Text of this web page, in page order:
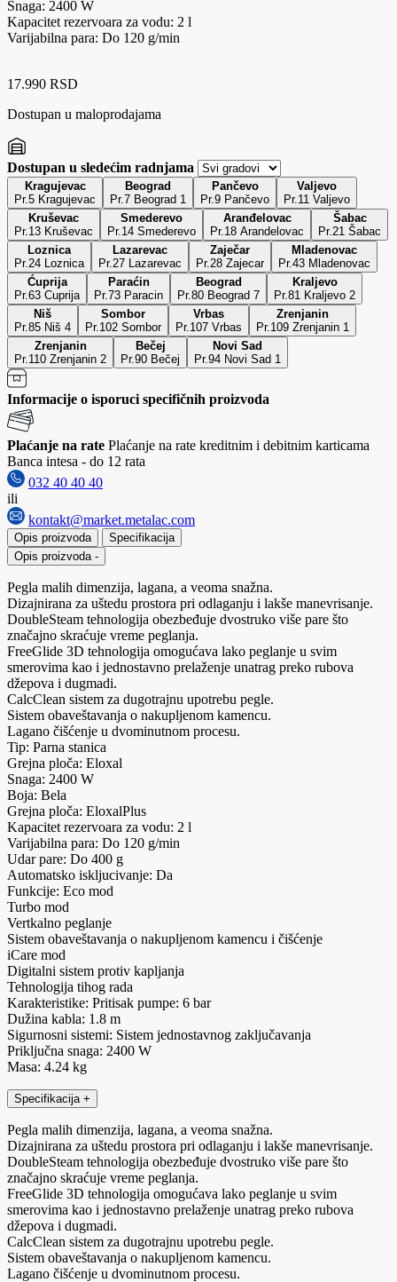
Snaga: 2400 W
Kapacitet rezervoara za vodu: 2 l
Varijabilna para: Do 120 g/min
17.990 RSD
Dostupan u maloprodajama
Dostupan u sledećim radnjama
Kragujevac
Pr.5 Kragujevac
Beograd
Pr.7 Beograd 1
Pančevo
Pr.9 Pančevo
Valjevo
Pr.11 Valjevo
Kruševac
Pr.13 Kruševac
Smederevo
Pr.14 Smederevo
Aranđelovac
Pr.18 Arandelovac
Šabac
Pr.21 Šabac
Loznica
Pr.24 Loznica
Lazarevac
Pr.27 Lazarevac
Zaječar
Pr.28 Zajecar
Mladenovac
Pr.43 Mladenovac
Ćuprija
Pr.63 Cuprija
Paraćin
Pr.73 Paracin
Beograd
Pr.80 Beograd 7
Kraljevo
Pr.81 Kraljevo 2
Niš
Pr.85 Niš 4
Sombor
Pr.102 Sombor
Vrbas
Pr.107 Vrbas
Zrenjanin
Pr.109 Zrenjanin 1
Zrenjanin
Pr.110 Zrenjanin 2
Bečej
Pr.90 Bečej
Novi Sad
Pr.94 Novi Sad 1
Informacije o isporuci specifičnih proizvoda
Plaćanje na rate Plaćanje na rate kreditnim i debitnim karticama
Banca intesa - do 12 rata
032 40 40 40
ili
kontakt@market.metalac.com
Opis proizvoda
Specifikacija
Opis proizvoda -
Pegla malih dimenzija, lagana, a veoma snažna.
Dizajnirana za uštedu prostora pri odlaganju i lakše manevrisanje.
DoubleSteam tehnologija obezbeđuje dvostruko više pare što
značajno skraćuje vreme peglanja.
FreeGlide 3D tehnologija omogućava lako peglanje u svim
smerovima kao i jednostavno prelaženje unatrag preko rubova
džepova i dugmadi.
CalcClean sistem za dugotrajnu upotrebu pegle.
Sistem obaveštavanja o nakupljenom kamencu.
Lagano čišćenje u dvominutnom procesu.
Tip: Parna stanica
Grejna ploča: Eloxal
Snaga: 2400 W
Boja: Bela
Grejna ploča: EloxalPlus
Kapacitet rezervoara za vodu: 2 l
Varijabilna para: Do 120 g/min
Udar pare: Do 400 g
Automatsko iskljucivanje: Da
Funkcije: Eco mod
Turbo mod
Vertkalno peglanje
Sistem obaveštavanja o nakupljenom kamencu i čišćenje
iCare mod
Digitalni sistem protiv kapljanja
Tehnologija tihog rada
Karakteristike: Pritisak pumpe: 6 bar
Dužina kabla: 1.8 m
Sigurnosni sistemi: Sistem jednostavnog zaključavanja
Priključna snaga: 2400 W
Masa: 4.24 kg
Specifikacija +
Pegla malih dimenzija, lagana, a veoma snažna.
Dizajnirana za uštedu prostora pri odlaganju i lakše manevrisanje.
DoubleSteam tehnologija obezbeđuje dvostruko više pare što
značajno skraćuje vreme peglanja.
FreeGlide 3D tehnologija omogućava lako peglanje u svim
smerovima kao i jednostavno prelaženje unatrag preko rubova
džepova i dugmadi.
CalcClean sistem za dugotrajnu upotrebu pegle.
Sistem obaveštavanja o nakupljenom kamencu.
Lagano čišćenje u dvominutnom procesu.